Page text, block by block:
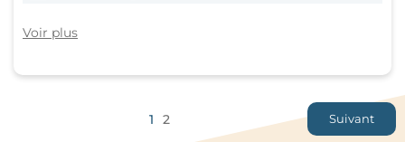
Voir plus
1 2 Suivant